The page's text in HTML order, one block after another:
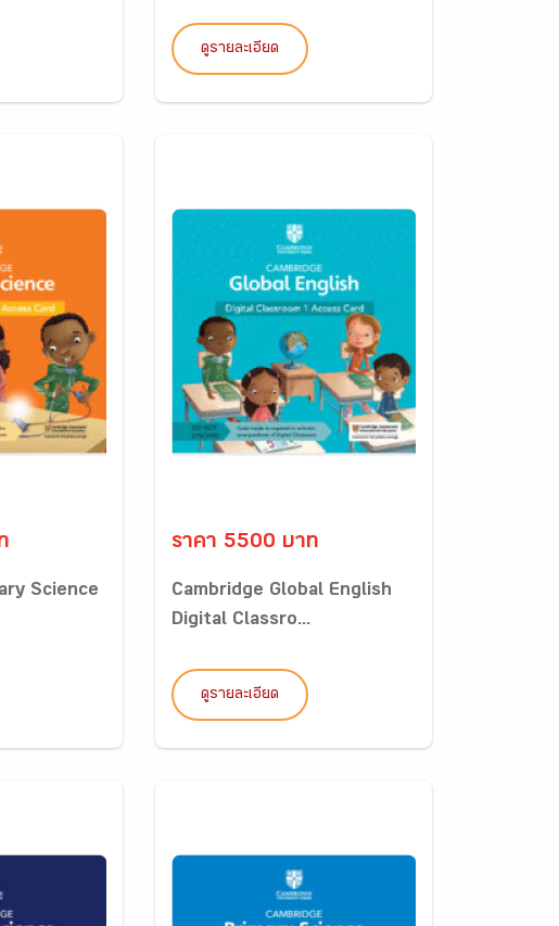
ดูรายละเอียด
Science
ราคา 5500 บาท
Cambridge Global English
Digital Classro...
ดูรายละเอียด